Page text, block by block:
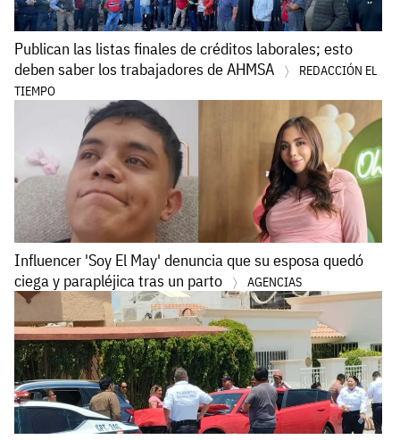
Publican las listas finales de créditos laborales; esto
deben saber los trabajadores de AHMSA
REDACCIÓN EL
TIEMPO
Influencer 'Soy El May' denuncia que su esposa quedó
ciega y parapléjica tras un parto
AGENCIAS